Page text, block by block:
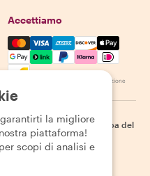
Accettiamo
Mastercard, Visa, Amex,
La disponibilità varia in base alla destinazione
privacy Cookie | Mappa del
la migliore
piattaforma!
scopi di analisi e